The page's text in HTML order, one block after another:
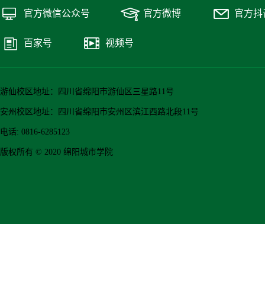
官方微信公众号 官方微博 官方抖
百家号 视频号
游仙校区地址：四川省绵阳市游仙区三星路11号
安州校区地址：四川省绵阳市安州区滨江西路北段11号
电话: 0816-6285123
版权所有 © 2020 绵阳城市学院